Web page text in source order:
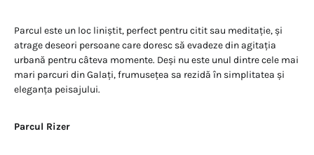
Parcul este un loc liniștit, perfect pentru citit sau meditație, și
atrage deseori persoane care doresc să evadeze din agitația
urbană pentru câteva momente. Deși nu este unul dintre cele mai
mari parcuri din Galați, frumusețea sa rezidă în simplitatea și
eleganța peisajului.
Parcul Rizer